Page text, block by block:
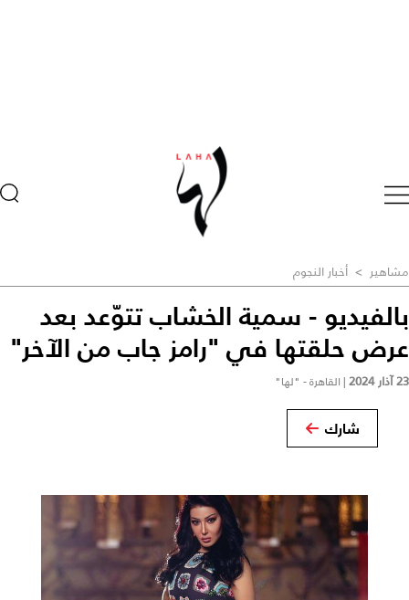
مشاهير > أخبار النجوم
بالفيديو - سمية الخشاب تتوّعد بعد
عرض حلقتها في "رامز جاب من الآخر"
23 آذار 2024 | القاهرة - "لها"
شارك